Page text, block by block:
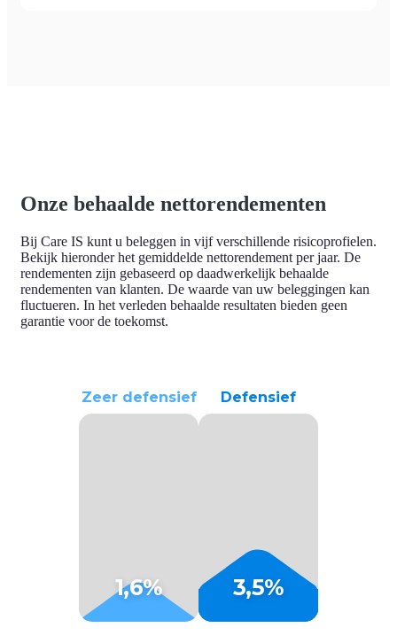
Onze behaalde nettorendementen
Bij Care IS kunt u beleggen in vijf verschillende risicoprofielen.
Bekijk hieronderhet gemiddelde nettorendement per jaar. De
rendementen zijn gebaseerd op daadwerkelijk behaalde
rendementen van klanten. De waarde van uw beleggingen kan
fluctueren. In het verleden behaalde resultaten bieden geen
garantie voor de toekomst.